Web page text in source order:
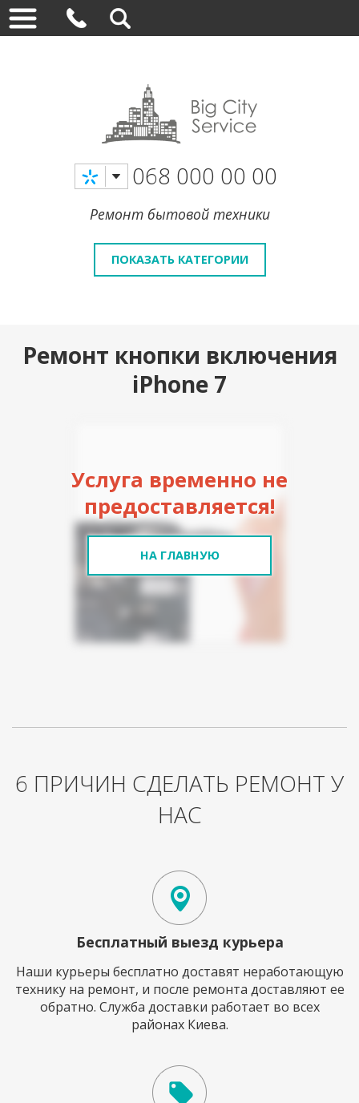
068 000 00 00
Ремонт бытовой техники
ПОКАЗАТЬ КАТЕГОРИИ
Ремонт кнопки включения
iPhone 7
Услуга временно не
предоставляется!
НА ГЛАВНУЮ
6 ПРИЧИН СДЕЛАТЬ РЕМОНТ У
НАС
Бесплатный выезд курьера
Наши курьеры бесплатно доставят неработающую
технику на ремонт, и после ремонта доставляют ее
обратно. Служба доставки работает во всех
районах Киева.